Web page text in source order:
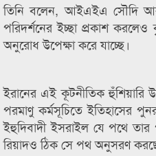
তিনি বলেন, আইএইএ সৌদি
পরিদর্শনের ইচ্ছা প্রকাশ
অনুরোধ উপেক্ষা করে যাচ্ছে।
ইরানের এই কূটনীতিক হুঁশিয়ারি
পরমাণু কর্মসূচিতে ইতিহাসের
ইহুদিবাদী ইসরাইল যে পথে তার
রিয়াদও ঠিক সে পথ অনুসরণ